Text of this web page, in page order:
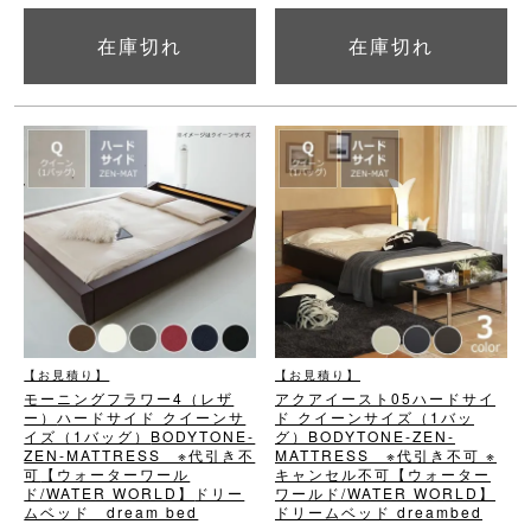
在庫切れ
詳細を見る 在庫切れ
詳細を見る
【お見積り】
モーニングフラワー4（レザ
ー）ハードサイド クイーンサ
イズ（1バッグ） BODYTONE-
ZEN-MATTRESS ※代引き不
可 【ウォーターワール
ド/WATER WORLD】
ドリー
ムベッド dream bed
【お見積り】
アクアイースト05ハードサイ
ド クイーンサイズ（1バッ
グ） BODYTONE-ZEN-
MATTRESS ※代引き不可 ※
キャンセル不可 【ウォーター
ワールド/WATER WORLD】
ドリームベッド dreambed